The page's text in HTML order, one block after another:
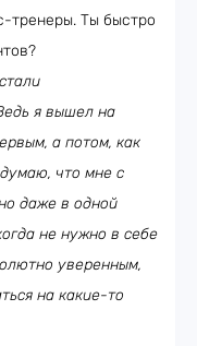
тренеры. Ты быстро
я вышел на
а потом, как
что мне с
даже в одной
не нужно в себе
уверенным,
на какие-то